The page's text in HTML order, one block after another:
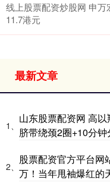
线上股票配资炒股网 申万
11.7港元
最新文章
1、
山东股票配资网 高
脐带绕颈2圈+10分
2、
股票配资官方平台网
万！当年甩袖爆红的